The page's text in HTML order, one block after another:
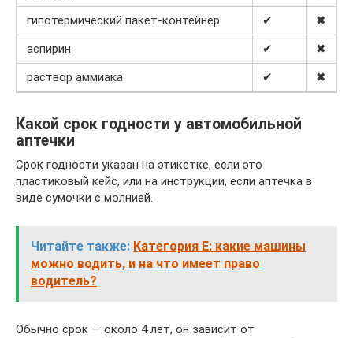
гипотермический пакет-контейнер
✔
✖
аспирин
✔
✖
раствор аммиака
✔ ✖
Какой срок годности у автомобильной
аптечки
Срок годности указан на этикетке, если это
пластиковый кейс, или на инструкции, если аптечка в
виде сумочки с молнией.
Читайте также: Категория Е: какие машины
можно водить, и на что имеет право
водитель?
Обычно срок — около 4 лет, он зависит от